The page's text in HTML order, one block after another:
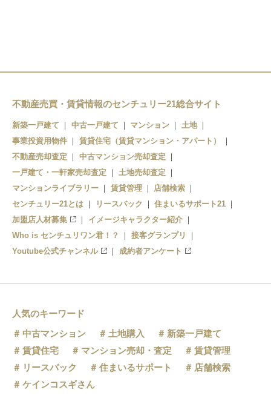
不動産売買・賃貸情報のセンチュリー21総合サイト
新築一戸建て 中古一戸建て マンション
土地
事業投資用物件
賃貸住宅（賃貸マンション・アパート）
不動産売却査定
中古マンション売却査定
一戸建て・一軒家売却査定
土地売却査定
マンションライブラリー
賃貸管理
店舗検索
センチュリー21とは
リースバック
住まいるサポート21
加盟店人材募集
イメージキャラクター紹介
Who is センチュリワン君！？
接客グランプリ
Youtube公式チャンネル
成約者アンケート
人気のキーワード
中古マンション
土地購入
新築一戸建て
賃貸住宅
マンション売却・査定
賃貸管理
リースバック
住まいるサポート
店舗検索
ケインコスギさん